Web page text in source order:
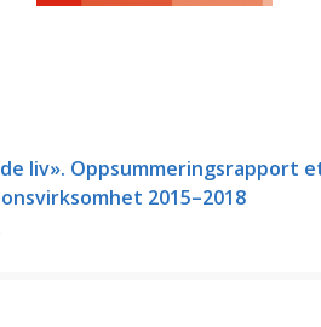
liv». Oppsummeringsrapport
2015–2018